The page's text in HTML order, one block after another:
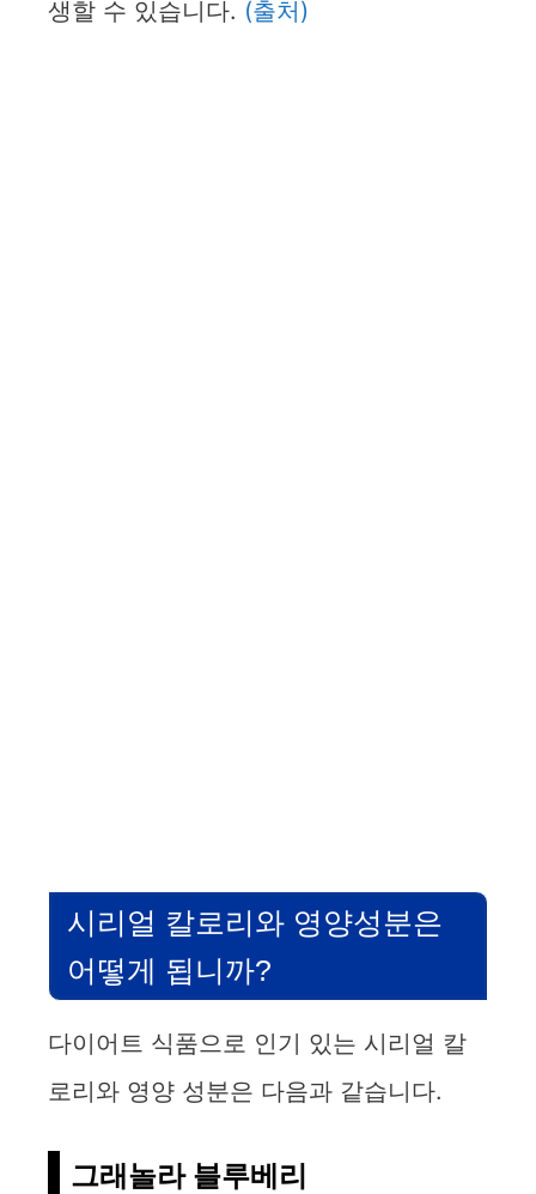
생할 수 있습니다. (출처)
시리얼 칼로리와 영양성분은
어떻게 됩니까?
다이어트 식품으로 인기 있는 시리얼 칼
로리와 영양 성분은 다음과 같습니다.
그래놀라 블루베리